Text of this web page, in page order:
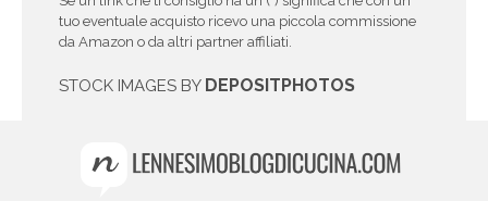
tuo eventuale acquisto ricevo una piccola commissione
da Amazon o da altri partner affiliati.
STOCK IMAGES BY DEPOSITPHOTOS